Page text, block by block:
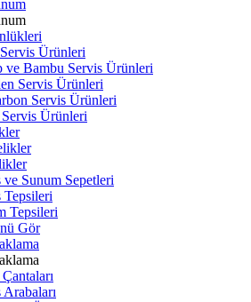
Ürünleri
ve Bambu Servis Ürünleri
Servis Ürünleri
Servis Ürünleri
Ürünleri
ve Sunum Sepetleri
Tepsileri
Tepsileri
Gör
Arabaları